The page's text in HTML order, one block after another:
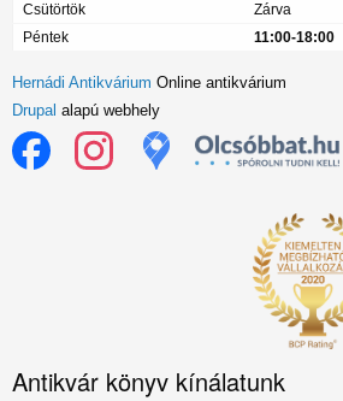
Csütörtök
Zárva
Péntek
11:00-18:00
Hernádi Antikvárium Online antikvárium
Drupal alapú webhely
Antikvár könyv kínálatunk